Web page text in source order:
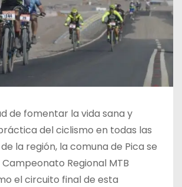
de fomentar la vida sana y
del ciclismo en todas las
la región, la comuna de Pica se
Regional MTB
el circuito final de esta